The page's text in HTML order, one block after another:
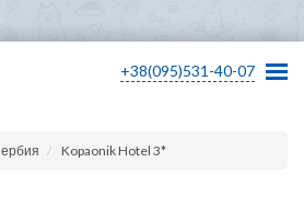
+38(095)531-40-07
Kopaonik Hotel 3*